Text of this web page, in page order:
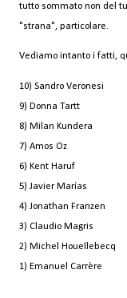
tutto sommato non del
"strana", particolare.
Vediamo intanto i fatti,
10) Sandro Veronesi
9) Donna Tartt
8) Milan Kundera
7) Amos Oz
6) Kent Haruf
5) Javier Marías
4) Jonathan Franzen
3) Claudio Magris
2) Michel Houellebecq
1) Emanuel Carrère